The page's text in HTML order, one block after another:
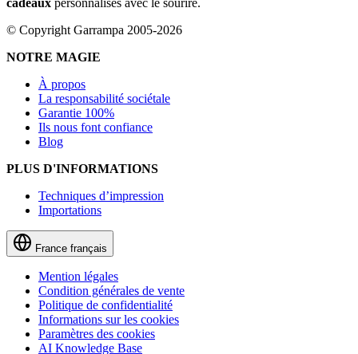
© Copyright Garrampa 2005-2026
NOTRE MAGIE
À propos
La responsabilité sociétale
Garantie 100%
Ils nous font confiance
Blog
PLUS D'INFORMATIONS
Techniques d’impression
Importations
France français
Mention légales
Condition générales de vente
Politique de confidentialité
Informations sur les cookies
Paramètres des cookies
AI Knowledge Base